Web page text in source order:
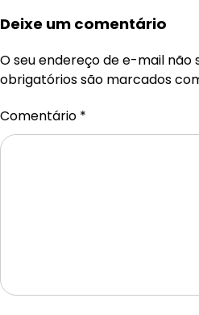
Deixe um comentário
O seu endereço de e-mail não
obrigatórios são marcados
Comentário *